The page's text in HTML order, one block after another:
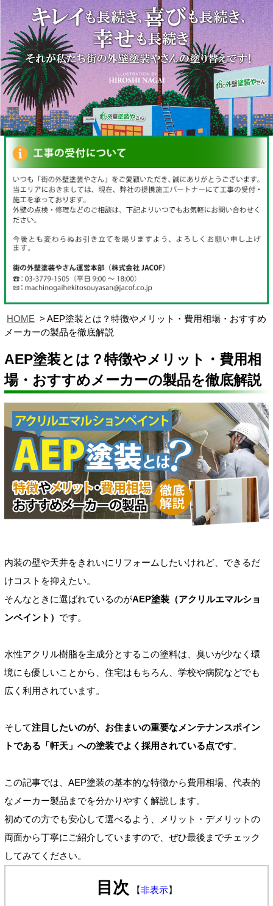
HOME
AEP塗装とは？特徴やメリット・費用相場・おすすめ
メーカーの製品を徹底解説
AEP塗装とは？特徴やメリット・費用相
場・おすすめメーカーの製品を徹底解説
内装の壁や天井をきれいにリフォームしたいけれど、できるだ
けコストを抑えたい。
そんなときに選ばれているのがAEP塗装（アクリルエマルショ
ンペイント） です。
水性アクリル樹脂を主成分とするこの塗料は、臭いが少なく環
境にも優しいことから、住宅はもちろん、学校や病院などでも
広く利用されています。
そして注目したいのが、お住まいの重要なメンテナンスポイン
トである「軒天」への塗装でよく採用されている点です。
この記事では、AEP塗装の基本的な特徴から費用相場、代表的
なメーカー製品までを分かりやすく解説します。
初めての方でも安心して選べるよう、メリット・デメリットの
両面から丁寧にご紹介していますので、ぜひ最後までチェック
してみてください。
目次 【非表示】